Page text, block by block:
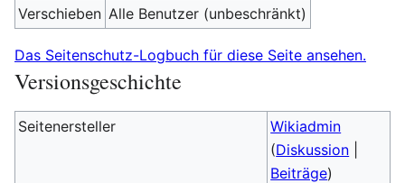
Verschieben Alle Benutzer (unbeschränkt)
Das Seitenschutz-Logbuch für diese Seite ansehen.
Versionsgeschichte
Seitenersteller
Wikiadmin
(Diskussion
Beiträge)